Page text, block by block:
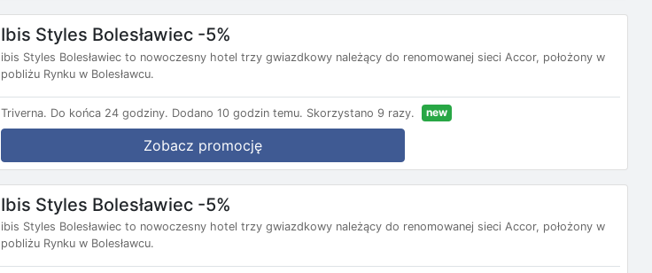
Ibis Styles Bolesławiec -5%
ibis Styles Bolesławiec to nowoczesny hotel trzy gwiazdkowy należący do renomowanej sieci Accor, położony w
pobliżu Rynku w Bolesławcu.
Triverna. Do końca 24 godziny. Dodano 10 godzin temu. Skorzystano 9 razy. new
Zobacz promocję
Ibis Styles Bolesławiec -5%
ibis Styles Bolesławiec to nowoczesny hotel trzy gwiazdkowy należący do renomowanej sieci Accor, położony w
pobliżu Rynku w Bolesławcu.